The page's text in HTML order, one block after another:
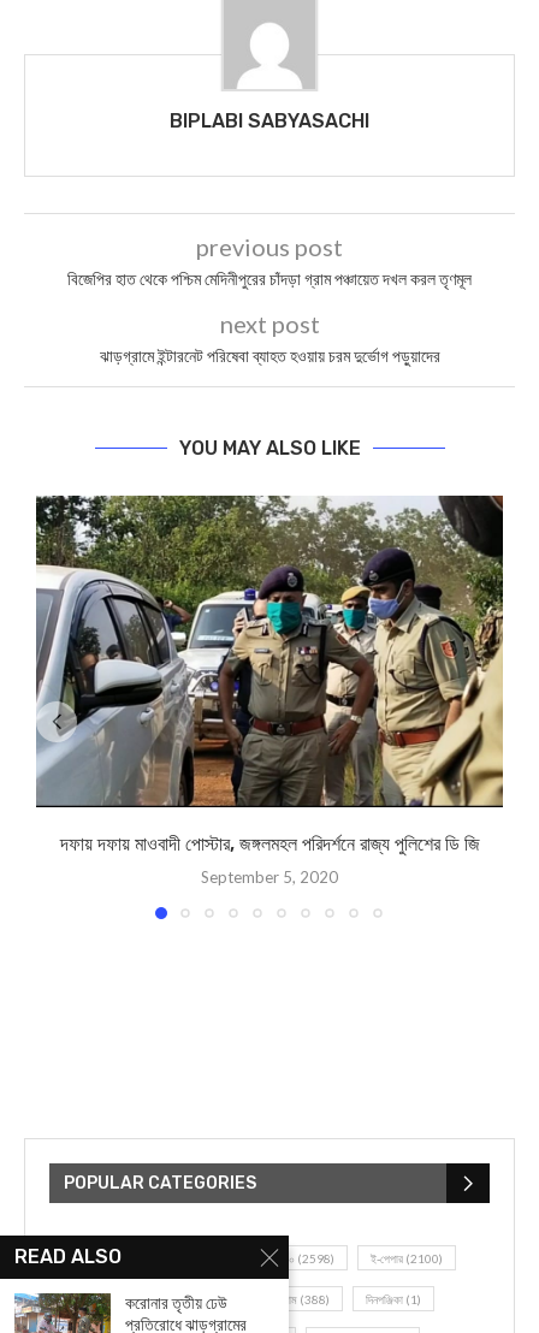
BIPLABI SABYASACHI
previous post
বিজেপির হাত থেকে পশ্চিম মেদিনীপুরের চাঁদড়া গ্রাম পঞ্চায়েত দখল করল তৃণমূল
next post
ঝাড়গ্রামে ইন্টারনেট পরিষেবা ব্যাহত হওয়ায় চরম দুর্ভোগ পড়ুয়াদের
YOU MAY ALSO LIKE
দফায় দফায় মাওবাদী পোস্টার, জঙ্গলমহল পরিদর্শনে রাজ্য পুলিশের ডি জি
September 5, 2020
POPULAR CATEGORIES
UNCATEGORIZED আজকের সেরা ১০ (2598) ই-পেপার (2100)
খেলাধূলো(5) জেলার খবর(602) ঝাড়গ্রাম (388) দিনপঞ্জিকা (1)
READ ALSO
করোনার তৃতীয় ঢেউ
প্রতিরোধে ঝাড়গ্রামের